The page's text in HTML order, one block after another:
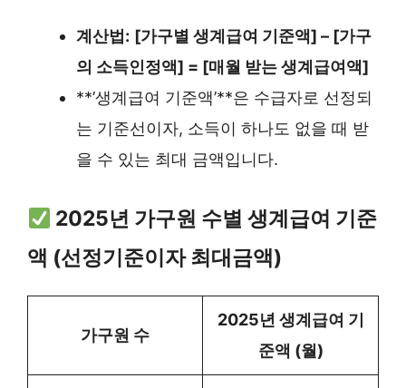
계산법: [가구별 생계급여 기준액] – [가구
의 소득인정액] = [매월 받는 생계급여액]
**’생계급여 기준액’**은 수급자로 선정되
는 기준선이자, 소득이 하나도 없을 때 받
을 수 있는 최대 금액입니다.
2025년 가구원 수별 생계급여 기준
액 (선정기준이자 최대금액)
가구원 수
2025년 생계급여 기
준액 (월)